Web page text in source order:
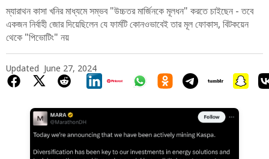
Chia
$1.36
ম্যারাথন কাসা খনির মাধ্যমে সম্ভব "উচ্চতর মার্জিনকে মূলধন" করতে চাইছেন - তবে
একজন নির্বাহী জোর দিয়েছিলেন যে ফার্মটি কোনওভাবেই তার মূল ফোকাস, বিটকয়েন
থেকে "পিভোটিং" নয়
Updated June 27, 2024